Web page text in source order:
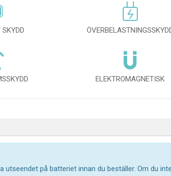
ELEKTROMAGNETISK
på batteriet innan du beställer. Om du